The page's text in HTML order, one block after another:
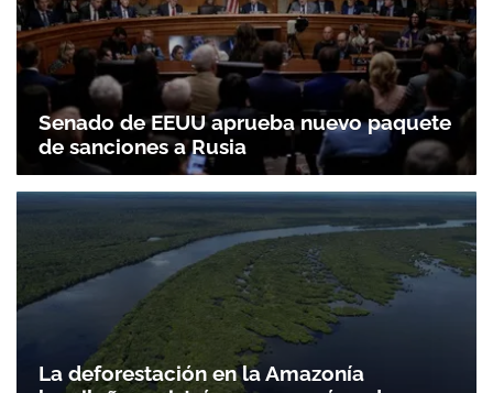
Senado de EEUU aprueba nuevo paquete
de sanciones a Rusia
La deforestación en la Amazonía